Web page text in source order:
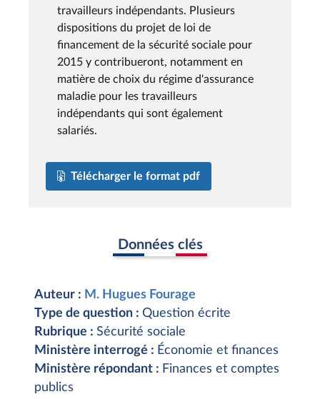
travailleurs indépendants. Plusieurs
dispositions du projet de loi de
financement de la sécurité sociale pour
2015 y contribueront, notamment en
matière de choix du régime d'assurance
maladie pour les travailleurs
indépendants qui sont également
salariés.
Télécharger le format pdf
Données clés
Auteur : M. Hugues Fourage
Type de question : Question écrite
Rubrique : Sécurité sociale
Ministère interrogé : Économie et finances
Ministère répondant : Finances et comptes
publics